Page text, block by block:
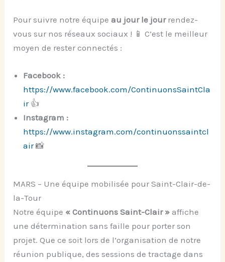
Pour suivre notre équipeau jour le jourrendez-
vous sur nos réseaux sociaux ! 📱 C’est le meilleur
moyen de rester connectés :
Facebook :
https://www.facebook.com/ContinuonsSaintCla
ir👍
Instagram :
https://www.instagram.com/continuonssaintcl
air📸
MARS – Une équipe mobilisée pour Saint-Clair-de-
la-Tour
Notre équipe « Continuons Saint-Clair » affiche
une détermination sans faille pour porter son
projet. Que ce soit lors de l’organisation de notre
réunion publique, des sessions de tractage dans